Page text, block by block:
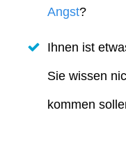
Angst?
Ihnen ist
Sie wissen
kommen